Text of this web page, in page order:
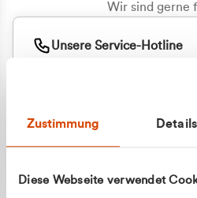
Zustimmung Details
Diese Webseite verwendet
Wir sind gerne
Unsere Service-Hotline
+49 177 8376058